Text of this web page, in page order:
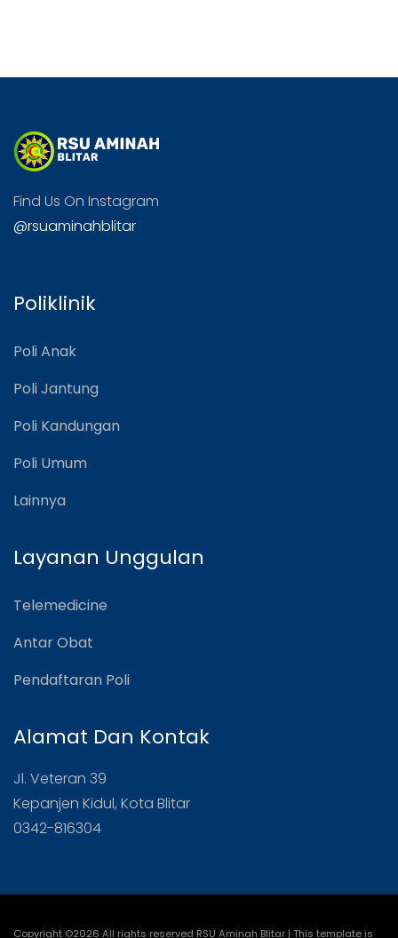
Find Us On Instagram
@rsuaminahblitar
Poliklinik
Poli Anak
Poli Jantung
Poli Kandungan
Poli Umum
Lainnya
Layanan Unggulan
Telemedicine
Antar Obat
Pendaftaran Poli
Alamat Dan Kontak
Jl. Veteran 39
Kepanjen Kidul, Kota Blitar
0342-816304
Copyright ©2026 All rights reserved RSU Aminah Blitar | This template is